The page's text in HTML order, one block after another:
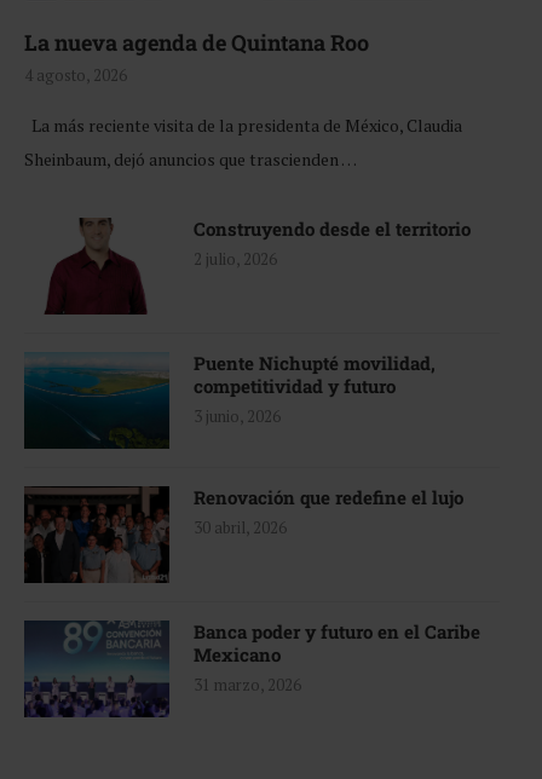
La nueva agenda de Quintana Roo
4 agosto, 2026
La más reciente visita de la presidenta de México, Claudia
Sheinbaum, dejó anuncios que trascienden …
Construyendo desde el territorio
2 julio, 2026
Puente Nichupté movilidad,
competitividad y futuro
3 junio, 2026
Renovación que redefine el lujo
30 abril, 2026
Banca poder y futuro en el Caribe
Mexicano
31 marzo, 2026